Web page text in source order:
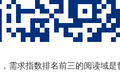
需求指数排名前三的阅读域